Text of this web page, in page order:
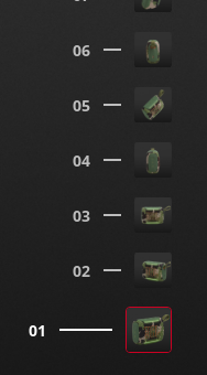
01
02
03
04
05
06